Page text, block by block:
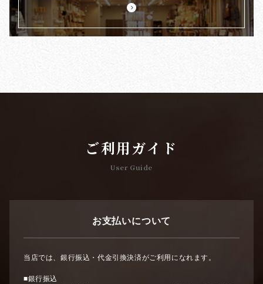
ご利用ガイド
User Guide
お支払いについて
当店では、銀行振込・代金引換決済がご利用になれます。
■銀行振込